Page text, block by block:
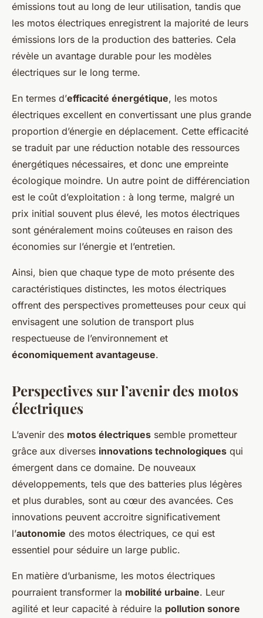
émissions tout au long de leur utilisation, tandis que
les motos électriques enregistrent la majorité de leurs
émissions lors de la production des batteries. Cela
révèle un avantage durable pour les modèles
électriques sur le long terme.
En termes d’efficacité énergétique, les motos
électriques excellent en convertissant une plus grande
proportion d’énergie en déplacement. Cette efficacité
se traduit par une réduction notable des ressources
énergétiques nécessaires, et donc une empreinte
écologique moindre. Un autre point de différenciation
est le coût d’exploitation : à long terme, malgré un
prix initial souvent plus élevé, les motos électriques
sont généralement moins coûteuses en raison des
économies sur l’énergie et l’entretien.
Ainsi, bien que chaque type de moto présente des
caractéristiques distinctes, les motos électriques
offrent des perspectives prometteuses pour ceux qui
envisagent une solution de transport plus
respectueuse de l’environnement et
économiquement avantageuse.
Perspectives sur l’avenir des motos
électriques
L’avenir des motos électriques semble prometteur
grâce aux diverses innovations technologiques qui
émergent dans ce domaine. De nouveaux
développements, tels que des batteries plus légères
et plus durables, sont au cœur des avancées. Ces
innovations peuvent accroitre significativement
l’autonomie des motos électriques, ce qui est
essentiel pour séduire un large public.
En matière d’urbanisme, les motos électriques
pourraient transformer la mobilité urbaine. Leur
agilité et leur capacité à réduire la pollution sonore